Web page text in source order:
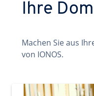
Ihre
Machen Sie aus
von IONOS.